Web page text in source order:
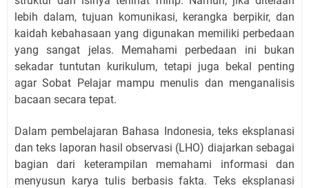
lebih dalam, tujuan komunikasi, kerangka berpikir, dan
kaidah kebahasaan yang digunakan memiliki perbedaan
yang sangat jelas. Memahami perbedaan ini bukan
sekadar tuntutan kurikulum, tetapi juga bekal penting
agar Sobat Pelajar mampu menulis dan menganalisis
bacaan secara tepat.
Dalam pembelajaran Bahasa Indonesia, teks eksplanasi
dan teks laporan hasil observasi (LHO) diajarkan sebagai
bagian dari keterampilan memahami informasi dan
menyusun karya tulis berbasis fakta. Teks eksplanasi